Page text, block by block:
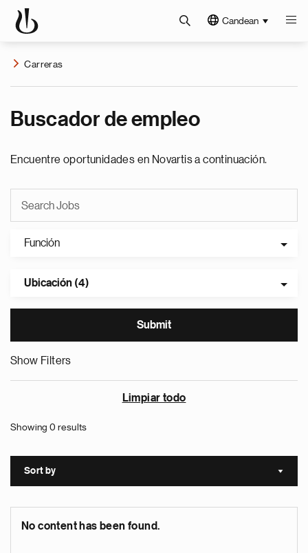
Candean
Carreras
Buscador de empleo
Encuentre oportunidades en Novartis a continuación.
Función
Ubicación (4)
Show Filters
Limpiar todo
Showing 0 results
Sort by Sort
No content has been found.